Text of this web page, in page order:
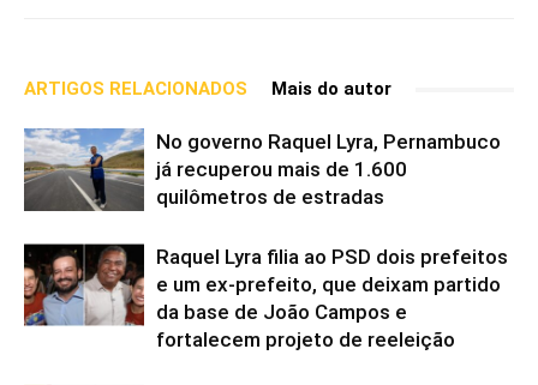
ARTIGOS RELACIONADOS Mais do autor
No governo Raquel Lyra, Pernambuco
já recuperou mais de 1.600
quilômetros de estradas
Raquel Lyra filia ao PSD dois prefeitos
e um ex-prefeito, que deixam partido
da base de João Campos e
fortalecem projeto de reeleição